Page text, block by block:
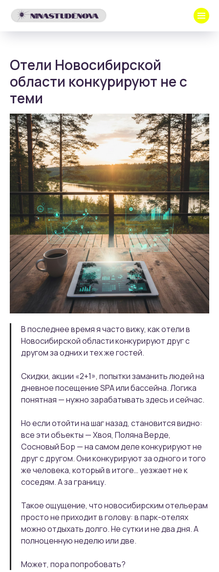
Отели Новосибирской
области конкурируют не с
теми
В последнее время я часто вижу, как отели в
Новосибирской области конкурируют друг с
другом за одних и тех же гостей.
Скидки, акции «2+1», попытки заманить людей на
дневное посещение SPA или бассейна. Логика
понятная — нужно зарабатывать здесь и сейчас.
Но если отойти на шаг назад, становится видно:
все эти объекты — Хвоя, Поляна Верде,
Сосновый Бор — на самом деле конкурируют не
друг с другом. Они конкурируют за одного и того
же человека, который в итоге… уезжает не к
соседям. А за границу.
Такое ощущение, что новосибирским отельерам
просто не приходит в голову: в парк-отелях
можно отдыхать долго. Не сутки и не два дня. А
полноценную неделю или две.
Может, пора попробовать?